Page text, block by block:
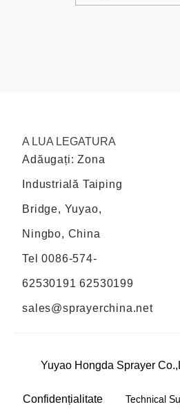
A LUA LEGATURA
Adăugați: Zona
Industrială Taiping
Bridge, Yuyao,
Ningbo, China
Tel 0086-574-
62530191 62530199
sales@sprayerchina.net
Yuyao Hongda Sprayer
Confidențialitate